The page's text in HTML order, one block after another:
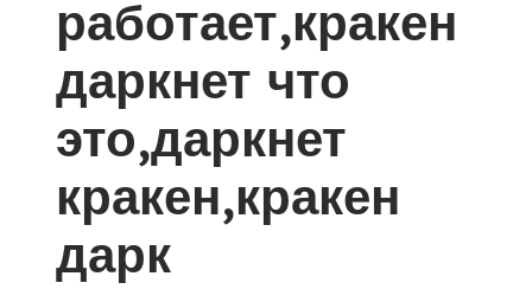
работает,кракен
даркнет что
это,даркнет
кракен,кракен
дарк